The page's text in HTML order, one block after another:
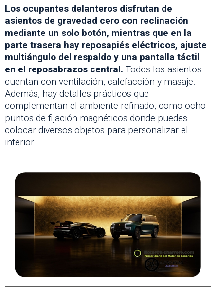
Los ocupantes delanteros disfrutan de
asientos de gravedad cero con reclinación
mediante un solo botón, mientras que en la
parte trasera hay reposapiés eléctricos, ajuste
multiángulo del respaldo y una pantalla táctil
en el reposabrazos central. Todos los asientos
cuentan con ventilación, calefacción y masaje.
Además, hay detalles prácticos que
complementan el ambiente refinado, como ocho
puntos de fijación magnéticos donde puedes
colocar diversos objetos para personalizar el
interior.